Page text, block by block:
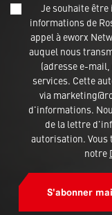
Je souhaite
informations de
appel à eworx
auquel nous
(adresse e-
services. Cette
via
d'informations.
de la lettre
autorisation. Vous
notre
S'abonner